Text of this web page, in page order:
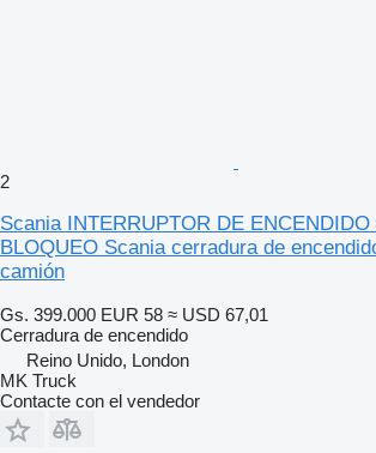
2
Scania INTERRUPTOR DE
BLOQUEO Scania cerradura de
camión
Gs. 399.000 EUR 58 ≈ USD 67,01
Cerradura de encendido
Reino Unido, London
MK Truck
Contacte con el vendedor